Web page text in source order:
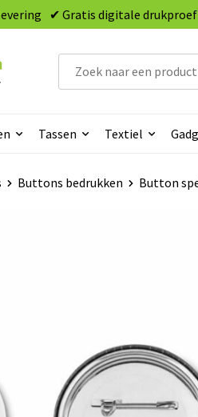
✔ Gratis digitale drukproef
Tassen Textiel
Buttons bedrukken Button